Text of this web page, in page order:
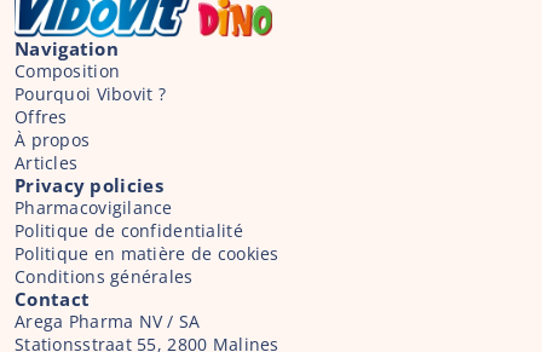
Navigation
Composition
Pourquoi Vibovit ?
Offres
À propos
Articles
Privacy policies
Pharmacovigilance
Politique de confidentialité
Politique en matière de cookies
Conditions générales
Contact
Arega Pharma NV / SA
Stationsstraat 55, 2800 Malines